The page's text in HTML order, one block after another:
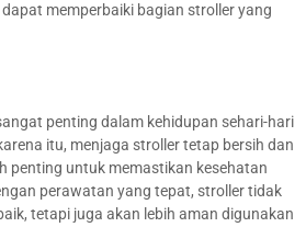
memperbaiki bagian stroller yang
penting dalam kehidupan sehari-hari
itu, menjaga stroller tetap bersih dan
penting untuk memastikan kesehatan
perawatan yang tepat, stroller tidak
tetapi juga akan lebih aman digunakan